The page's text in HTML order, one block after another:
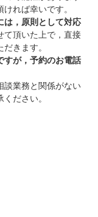
れば幸いです。
は，原則として対応
て頂いた上で，直接
きます。
すが，予約のお電話
談業務と関係がない
ださい。